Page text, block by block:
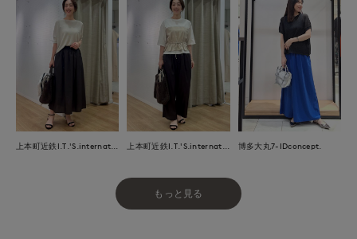
博多大丸7-IDconcept.
もっと見る